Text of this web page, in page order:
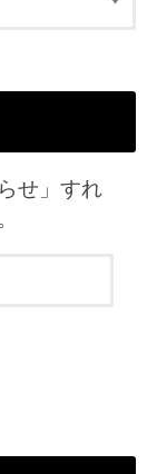
せ」すれ